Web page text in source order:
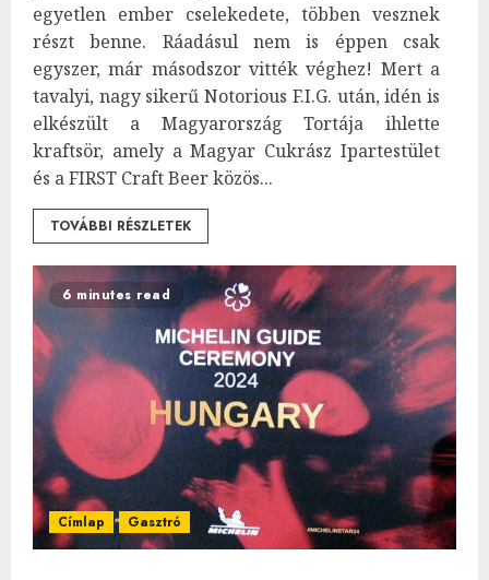
egyetlen ember cselekedete, többen vesznek
részt benne. Ráadásul nem is éppen csak
egyszer, már másodszor vitték véghez! Mert a
tavalyi, nagy sikerű Notorious F.I.G. után, idén is
elkészült a Magyarország Tortája ihlette
kraftsör, amely a Magyar Cukrász Ipartestület
és a FIRST Craft Beer közös...
TOVÁBBI RÉSZLETEK
6 minutes read
Címlap Gasztró